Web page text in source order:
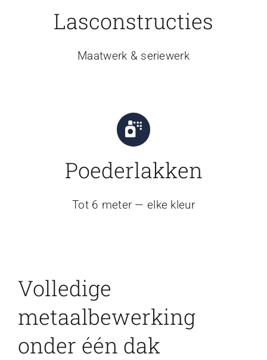
Lasconstructies
Maatwerk & seriewerk
Poederlakken
Tot 6 meter — elke kleur
Volledige
metaalbewerking
onder één dak